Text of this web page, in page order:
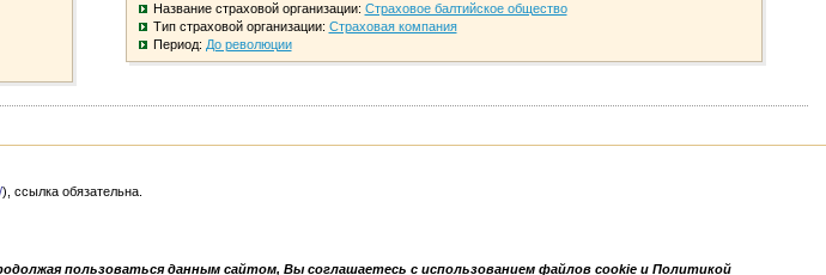
Название страховой организации: Страховое балтийское общество
Тип страховой организации: Страховая компания
Период: До революции
), ссылка обязательна.
пользоваться данным сайтом, Вы соглашаетесь с использованием файлов cookie и Политикой